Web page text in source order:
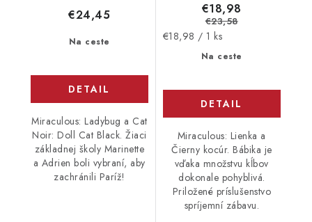
Na ceste
€24,45
DETAIL
Miraculous: Ladybug a Cat
Noir: Doll Cat Black. Žiaci
základnej školy Marinette
a Adrien boli vybraní, aby
zachránili Paríž!
Na ceste
€18,98
€23,58
Jednotková
€18,98 / 1 ks
DETAIL
Miraculous: Lienka a
Čierny kocúr. Bábika je
vďaka množstvu kĺbov
dokonale pohyblivá.
Priložené príslušenstvo
spríjemní zábavu.